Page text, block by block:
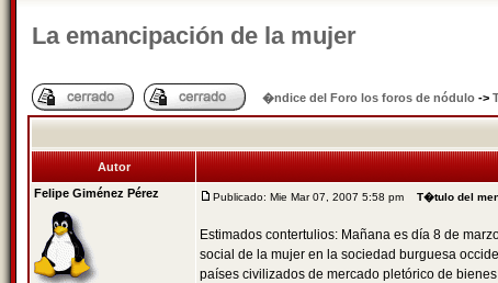
La emancipación de la mujer
�ndice del Foro los foros de nódulo ->
Autor
Felipe Giménez Pérez
Publicado: Mie Mar 07, 2007 5:58 pm T�tulo del
Estimados contertulios: Mañana es día 8 de
social de la mujer en la sociedad burguesa
países civilizados de mercado pletórico de